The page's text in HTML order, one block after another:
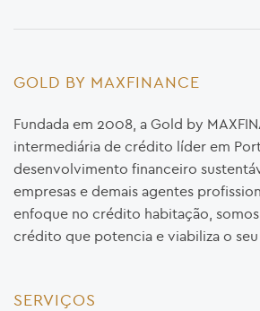
GOLD BY MAXFINANCE
Fundada em 2008, a Gold by
intermediária de crédito líder em
desenvolvimento financeiro
empresas e demais agentes
enfoque no crédito habitação,
crédito que potencia e viabiliza o
SERVIÇOS